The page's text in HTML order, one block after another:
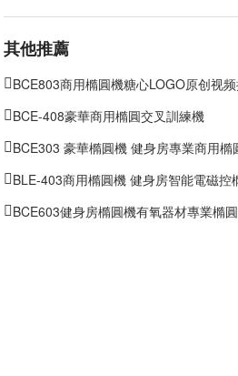
其他推薦
BCE803商用橢圓機糖心LOGO原创视
BCE-408豪華商用橢圓交叉訓練機
BCE303 豪華橢圓機 健身房專業商用橢
BLE-403商用橢圓機 健身房智能電磁
BCE603健身房橢圓機有氧器材專業橢